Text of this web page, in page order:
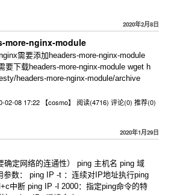
2020年2月8日
more-nginx-module
需要添加headers-more-nginx-module
要下载headers-more-nginx-module wget h
headers-more-nginx-module/archive
02-08 17:22 【cosmo】 阅读(4716) 评论(0) 推荐(0)
2020年1月29日
确定网络的连通性） ping 主机名 ping 域
参数： ping IP -t ：连续对IP地址执行ping
中断 ping IP -l 2000：指定ping命令的特